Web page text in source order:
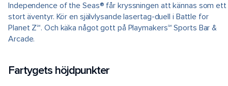
Independence of the Seas® får kryssningen att kännas som ett
stort äventyr. Kör en självlysande lasertag-duell i Battle for
Planet Z℠. Och käka något gott på Playmakers℠ Sports Bar &
Arcade.
Fartygets höjdpunkter